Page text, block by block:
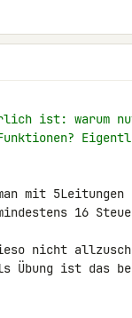
ist: warum
mit 5Leitungen
16
nicht
Übung ist das